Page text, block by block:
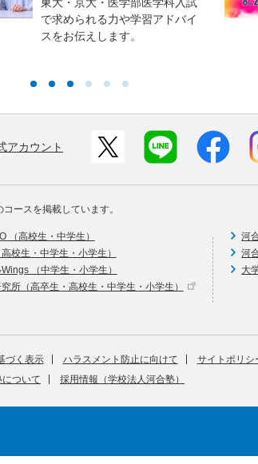
東大・京大・医学部医学科入試
で求められる力や学習アドバイ
スをお伝えします。
アカウント
ースを掲載しています。
（高校生・中学生）
校生・中学生・小学生）
（中学生・小学生）
所（高卒生・高校生・中学生・小学生）
河
河
大
づく表示 ハラスメント防止に向けて
サイトポリシ
ついて
採用情報（学校法人河合塾）